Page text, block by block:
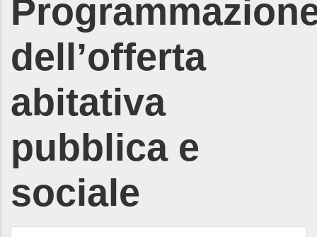
dell’offerta
abitativa
pubblica e
sociale